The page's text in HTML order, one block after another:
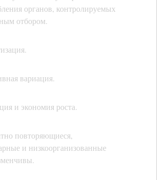
органов, контролируемых
отбором.
вариация.
и экономия роста.
повторяющиеся,
и низкоорганизованные